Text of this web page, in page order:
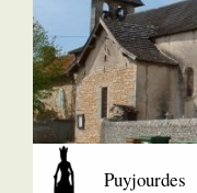
Puyjourdes